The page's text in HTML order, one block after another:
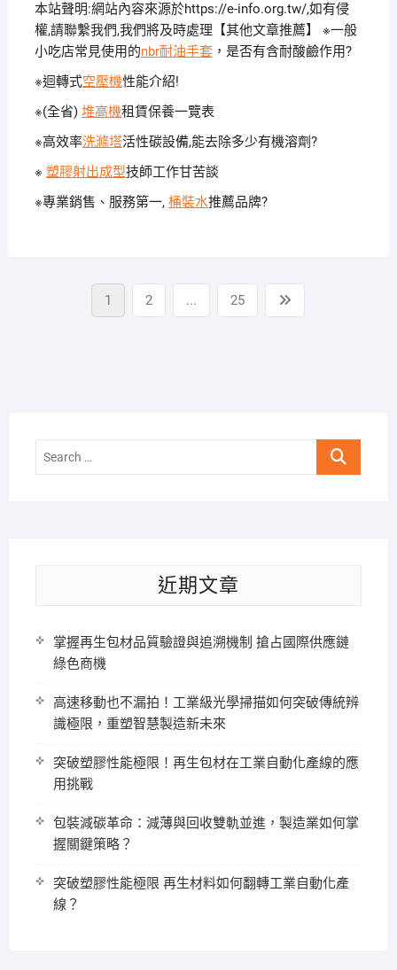
本站聲明:網站內容來源於https://e-info.org.tw/,如有侵
權,請聯繫我們,我們將及時處理【其他文章推薦】 ※一般
小吃店常見使用的nbr耐油手套，是否有含耐酸鹼作用?
※迴轉式空壓機性能介紹!
※(全省) 堆高機租賃保養一覽表
※高效率洗滌塔活性碳設備,能去除多少有機溶劑?
※ 塑膠射出成型技師工作甘苦談
※專業銷售、服務第一, 桶裝水推薦品牌?
Page
1 Page
2 ... Page
25
page
Search
近期文章
掌握再生包材品質驗證與追溯機制 搶占國際供應鏈
綠色商機
高速移動也不漏拍！工業級光學掃描如何突破傳統辨
識極限，重塑智慧製造新未來
突破塑膠性能極限！再生包材在工業自動化產線的應
用挑戰
包裝減碳革命：減薄與回收雙軌並進，製造業如何掌
握關鍵策略？
突破塑膠性能極限 再生材料如何翻轉工業自動化產
線？